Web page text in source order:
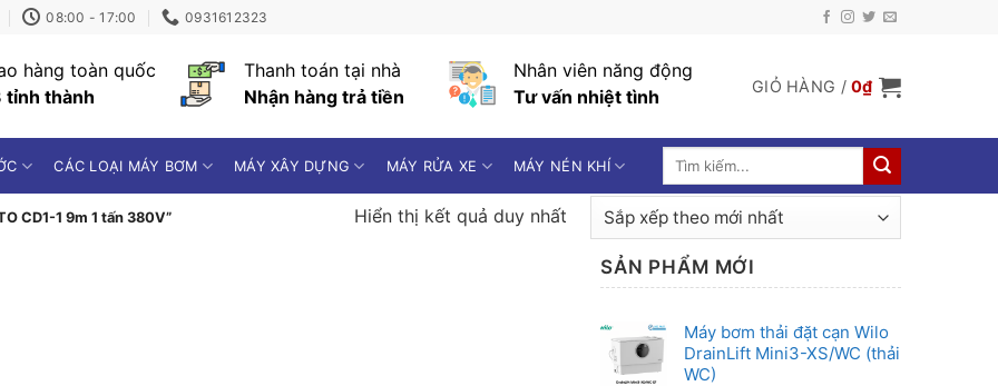
08:00 - 17:00 0931612323
hàng toàn quốc
tỉnh thành
Thanh toán tại nhà
Nhận hàng trả tiền
Nhân viên năng động
Tư vấn nhiệt tình
GIỎ HÀNG /0₫
CÁC LOẠI MÁY BƠM MÁY XÂY DỰNG MÁY RỬA XE MÁY NÉN KHÍ
Tìm
CD1-1 9m 1 tấn 380V” Hiển thị kết quả duy nhất
SẢN PHẨM MỚI
Máy bơm thải đặt cạn Wilo
DrainLift Mini3-XS/WC (thải
WC)